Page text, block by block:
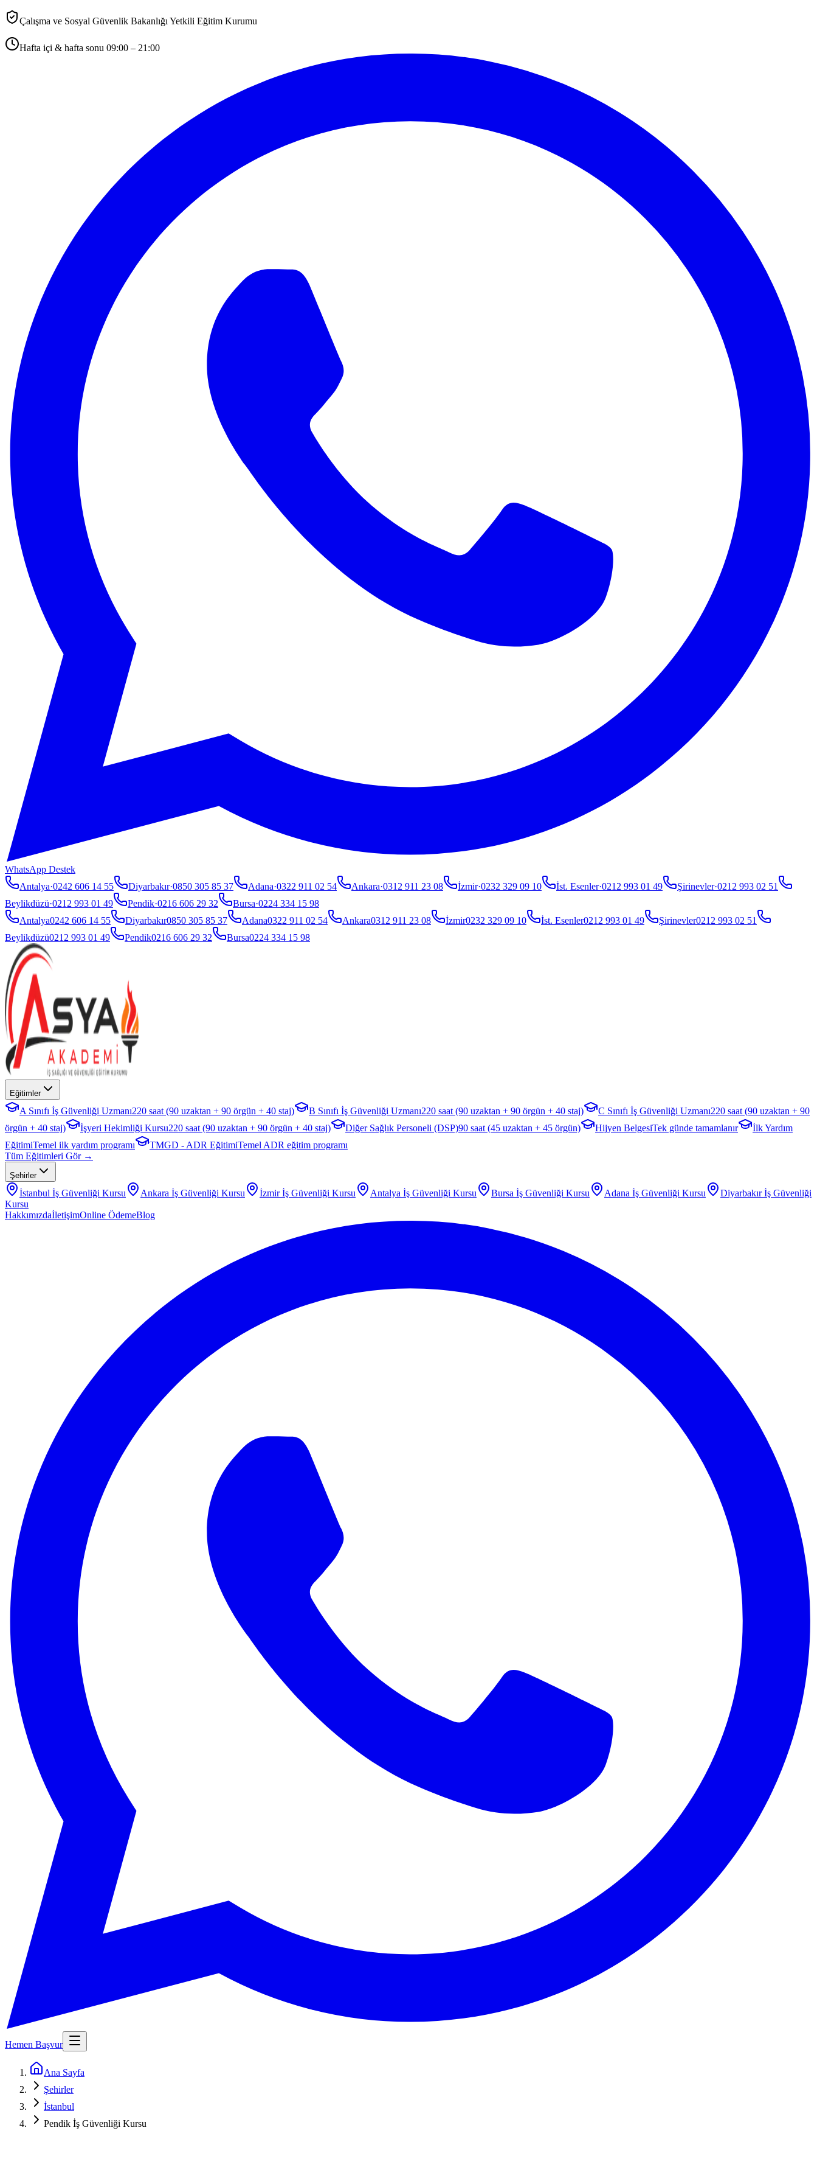
Çalışma ve Sosyal Güvenlik Bakanlığı Yetkili Eğitim Kurumu
Hafta içi & hafta sonu 09:00 – 21:00
WhatsApp Destek
Antalya·0242 606 14 55 Diyarbakır·0850 305 85 37 Adana·0322 911 02 54 Ankara·0312 911 23 08 İzmir·0232 329 09 10 İst. Esenler·0212 993 01 49 Şirinevler·0212 993 02 51
Beylikdüzü·0212 993 01 49 Pendik·0216 606 29 32 Bursa·0224 334 15 98
Antalya0242 606 14 55 Diyarbakır0850 305 85 37 Adana0322 911 02 54 Ankara0312 911 23 08 İzmir0232 329 09 10 İst. Esenler0212 993 01 49 Şirinevler0212 993 02 51
Beylikdüzü0212 993 01 49 Pendik0216 606 29 32 Bursa0224 334 15 98
Eğitimler
A Sınıfı İş Güvenliği Uzmanı220 saat (90 uzaktan + 90 örgün + 40 staj) B Sınıfı İş Güvenliği Uzmanı220 saat (90 uzaktan + 90 örgün + 40 staj) C Sınıfı İş Güvenliği Uzmanı220 saat (90 uzaktan + 90
örgün + 40 staj)
İşyeri Hekimliği Kursu220 saat (90 uzaktan + 90 örgün + 40 staj) Diğer Sağlık Personeli (DSP)90 saat (45 uzaktan + 45 örgün) Hijyen BelgesiTek günde tamamlanır
İlk Yardım
EğitimiTemel ilk yardım programı TMGD - ADR EğitimiTemel ADR eğitim programı
Tüm Eğitimleri Gör →
Şehirler
İstanbul İş Güvenliği Kursu Ankara İş Güvenliği Kursu İzmirİş Güvenliği Kursu Antalya İş Güvenliği Kursu Bursa İş Güvenliği Kursu Adana İş Güvenliği Kursu Diyarbakırİş Güvenliği
Kursu
HakkımızdaİletişimOnline ÖdemeBlog
Hemen Başvur
Ana Sayfa
Şehirler
İstanbul
Pendik İş Güvenliği Kursu